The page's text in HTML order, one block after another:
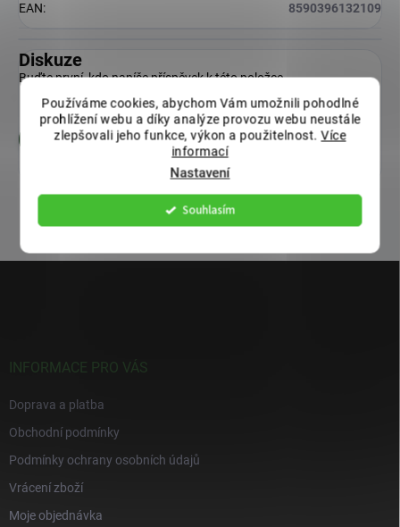
Používáme cookies, abychom Vám umožnili pohodlné
prohlížení webu a díky analýze provozu webu neustále
zlepšovali jeho funkce, výkon a použitelnost.Více
informací
Nastavení
Souhlasím
EAN: 8590396132109
Diskuze
Buďte první, kdo napíše příspěvek k této položce.
Přidat komentář
INFORMACE PRO VÁS
Doprava a platba
Obchodní podmínky
Podmínky ochrany osobních údajů
Vrácení zboží
Moje objednávka